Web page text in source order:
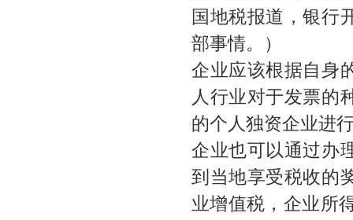
国地税报道，银行
部事情。）
企业应该根据自身
人行业对于发票的
的个人独资企业进
企业也可以通过办
到当地享受税收的
业增值税，企业所